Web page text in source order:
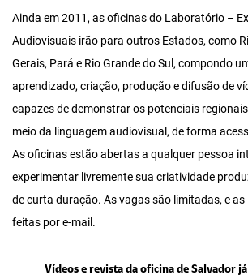
Ainda em 2011, as oficinas do Laboratório –
Audiovisuais irão para outros Estados, como
Gerais, Pará e Rio Grande do Sul, compondo
aprendizado, criação, produção e difusão de
capazes de demonstrar os potenciais
meio da linguagem audiovisual, de forma
As oficinas estão abertas a qualquer pessoa
experimentar livremente sua criatividade
de curta duração. As vagas são limitadas, e as
feitas por e-mail.
Vídeos e revista da oficina de Salvador